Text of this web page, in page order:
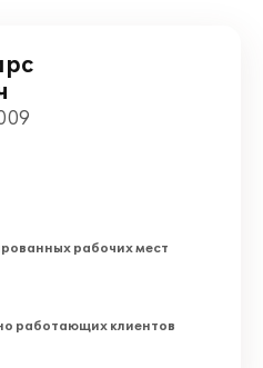
рабочих мест
работающих клиентов